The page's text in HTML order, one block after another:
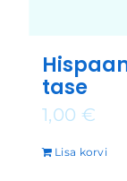
tase
1,00 €
Lisa korvi